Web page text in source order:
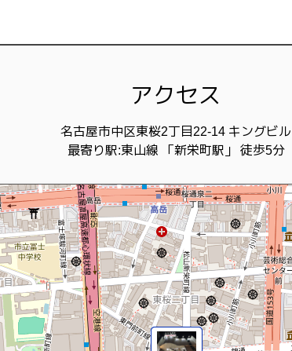
アクセス
名古屋市中区東桜2丁目22-14 キングビル
最寄り駅:東山線 「新栄町駅」 徒歩5分